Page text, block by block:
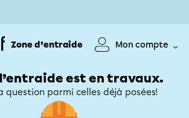
Zone d’entraide Mon compte
est en travaux.
question parmi celles déjà posées!